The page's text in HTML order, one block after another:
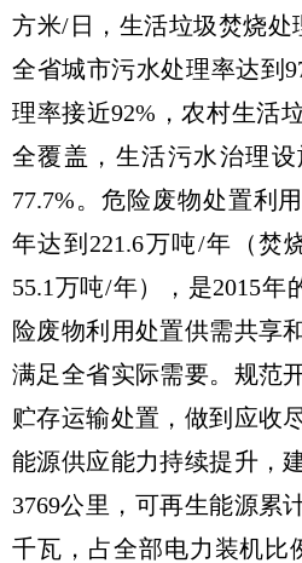
方米/日，生活垃圾焚烧处
全省城市污水处理率达到
理率接近92%，农村生活
全覆盖，生活污水治理
77.7%。危险废物处置利
年达到221.6万吨/年（焚
55.1万吨/年），是2015年
险废物利用处置供需共享
满足全省实际需要。规范
贮存运输处置，做到应收
能源供应能力持续提升，
3769公里，可再生能源累
千瓦，占全部电力装机比